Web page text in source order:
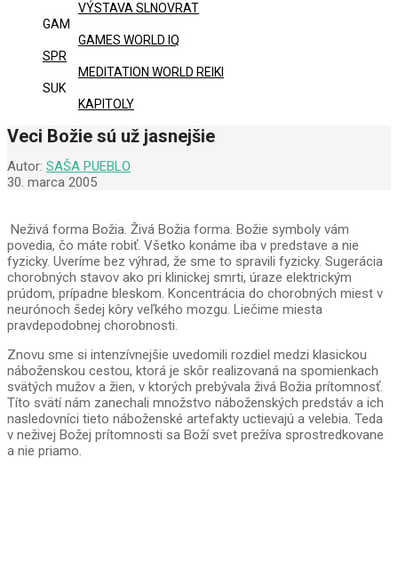
VÝSTAVA SLNOVRAT
GAM
GAMES WORLD IQ
SPR
MEDITATION WORLD REIKI
SUK
KAPITOLY
Veci Božie sú už jasnejšie
Autor: SAŠA PUEBLO
30. marca 2005
Neživá forma Božia. Živá Božia forma. Božie symboly vám
povedia, čo máte robiť. Všetko konáme iba v predstave a nie
fyzicky. Uveríme bez výhrad, že sme to spravili fyzicky. Sugerácia
chorobných stavov ako pri klinickej smrti, úraze elektrickým
prúdom, prípadne bleskom. Koncentrácia do chorobných miest v
neurónoch šedej kôry veľkého mozgu. Liečime miesta
pravdepodobnej chorobnosti.
Znovu sme si intenzívnejšie uvedomili rozdiel medzi klasickou
náboženskou cestou, ktorá je skôr realizovaná na spomienkach
svätých mužov a žien, v ktorých prebývala živá Božia prítomnosť.
Títo svätí nám zanechali množstvo náboženských predstáv a ich
nasledovníci tieto náboženské artefakty uctievajú a velebia. Teda
v neživej Božej prítomnosti sa Boží svet prežíva sprostredkovane
a nie priamo.